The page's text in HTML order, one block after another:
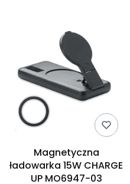
Magnetyczna
ładowarka 15W CHARGE
UP MO6947-03